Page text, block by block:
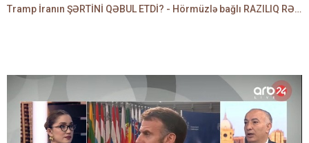
Tramp İranın ŞƏRTİNİ QƏBUL ETDİ? - Hörmüzlə bağlı RAZILIQ RƏSMƏN AÇIQLANIR -BAKİR HƏDƏNBƏYLİ danışır